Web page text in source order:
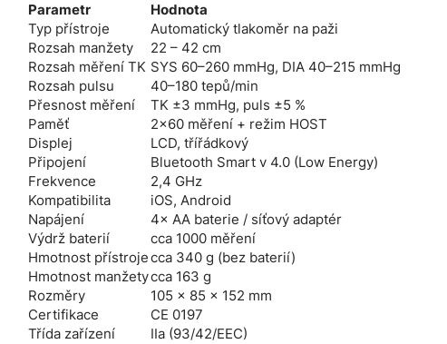
Parametr
Hodnota
Typ přístroje
Automatický tlakoměr na paži
Rozsah manžety
22 – 42 cm
Rozsah měření TK SYS 60–260 mmHg, DIA 40–215 mmHg
Rozsah pulsu
40–180 tepů/min
Přesnost měření
TK ±3 mmHg, puls ±5 %
Paměť
2×60 měření + režim HOST
Displej
LCD, třířádkový
Připojení
Bluetooth Smart v 4.0 (Low Energy)
Frekvence
2,4 GHz
Kompatibilita
iOS, Android
Napájení
4× AA baterie / síťový adaptér
Výdrž baterií
cca 1000 měření
Hmotnost přístrojecca 340 g (bez baterií)
Hmotnost manžetycca 163 g
Rozměry
105 × 85 × 152 mm
Certifikace
CE 0197
Třída zařízení
IIa (93/42/EEC)